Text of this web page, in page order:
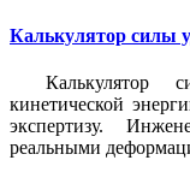
Калькулятор силы
Калькулятор
кинетической
экспертизу.
реальными